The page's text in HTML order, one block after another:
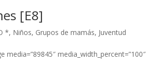
[E8]
*, Niños, Grupos de mamás, Juventud
media=”89845″ media_width_percent=”100″